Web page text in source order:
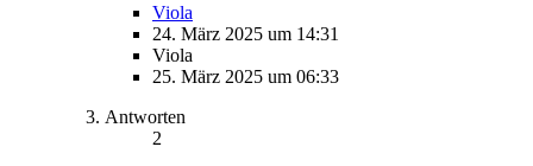
Viola
24. März 2025 um 14:31
Viola
25. März 2025 um 06:33
Antworten
2